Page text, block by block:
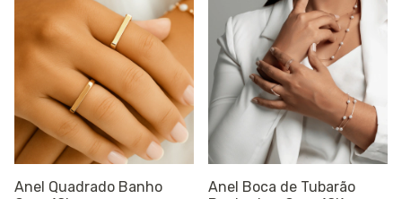
Anel Quadrado Banho
Anel Boca de Tubarão